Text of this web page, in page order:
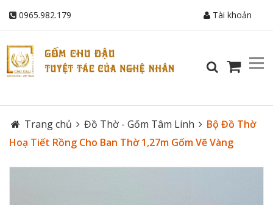
0965.982.179 Tài khoản
Trang chủ Đồ Thờ - Gốm Tâm Linh
Bộ Đồ Thờ
Hoạ Tiết Rồng Cho Ban Thờ 1,27m Gốm Vẽ Vàng